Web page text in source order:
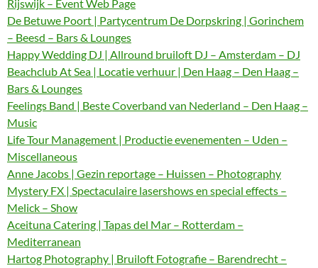
Rijswijk – Event Web Page
De Betuwe Poort | Partycentrum De Dorpskring | Gorinchem
– Beesd – Bars & Lounges
Happy Wedding DJ | Allround bruiloft DJ – Amsterdam – DJ
Beachclub At Sea | Locatie verhuur | Den Haag – Den Haag –
Bars & Lounges
Feelings Band | Beste Coverband van Nederland – Den Haag –
Music
Life Tour Management | Productie evenementen – Uden –
Miscellaneous
Anne Jacobs | Gezin reportage – Huissen – Photography
Mystery FX | Spectaculaire lasershows en special effects –
Melick – Show
Aceituna Catering | Tapas del Mar – Rotterdam –
Mediterranean
Hartog Photography | Bruiloft Fotografie – Barendrecht –